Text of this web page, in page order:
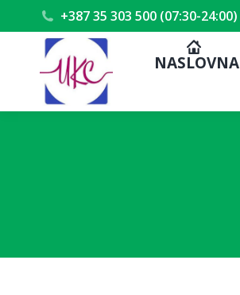
+387 35 303 500 (07:30-24:00)
NASLOVNA